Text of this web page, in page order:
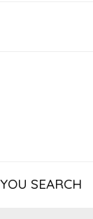
SEARCH